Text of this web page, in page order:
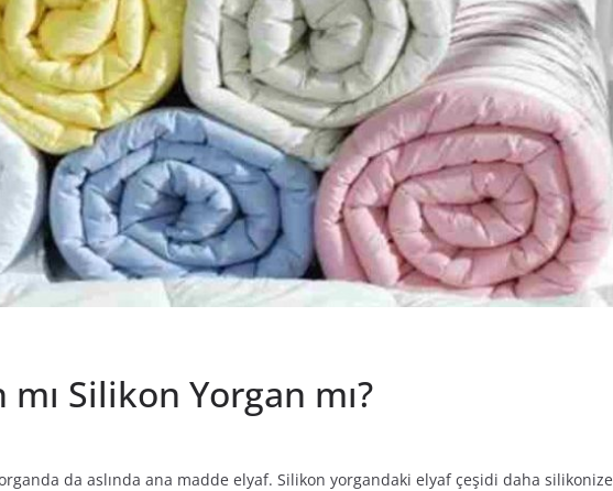
mı Silikon Yorgan mı?
da aslında ana madde elyaf. Silikon yorgandaki elyaf çeşidi daha silikonize